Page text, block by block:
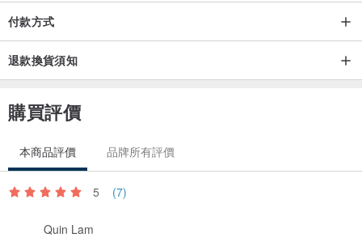
付款方式
退款換貨須知
購買評價
本商品評價 品牌所有評價
5 (7)
Quin Lam